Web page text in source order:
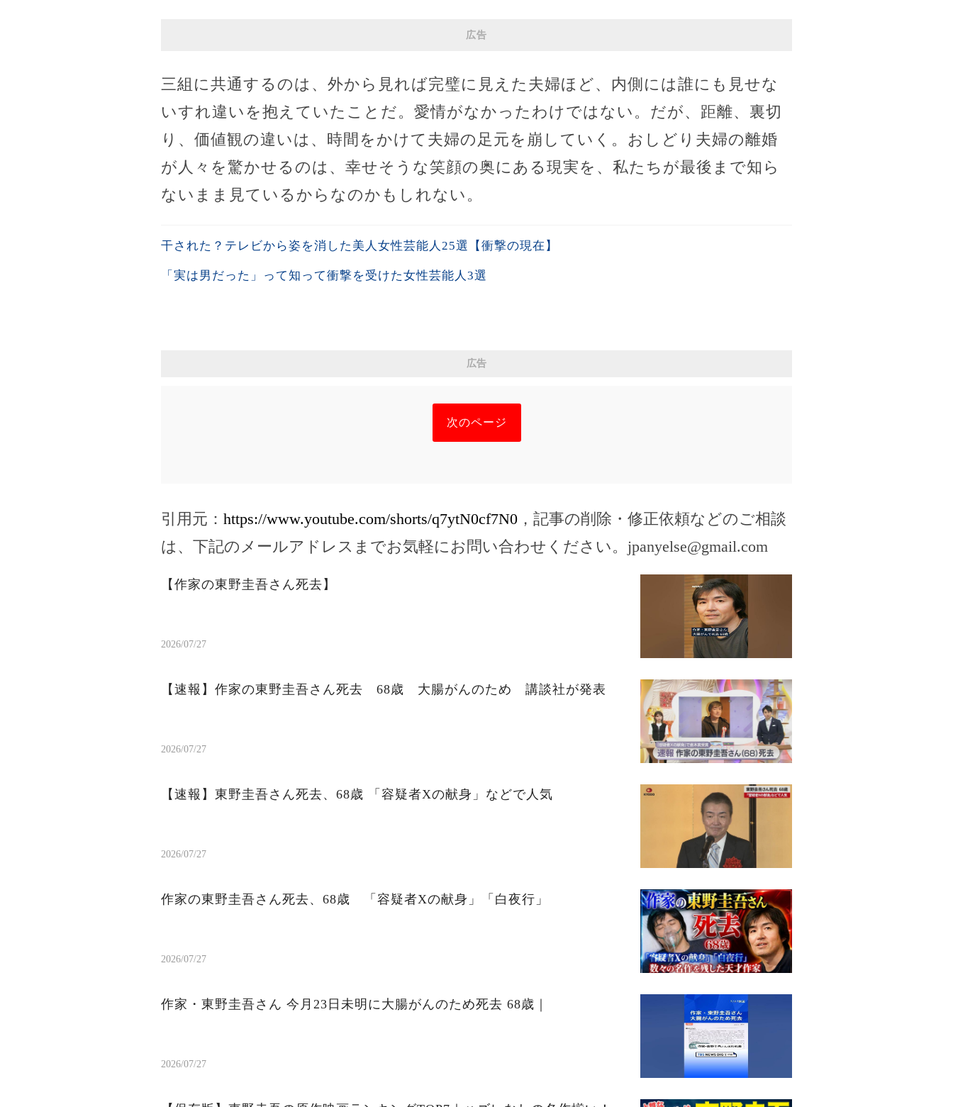
広告
三組に共通するのは、外から見れば完璧に見えた夫婦ほど、内側には誰にも見せな
いすれ違いを抱えていたことだ。愛情がなかったわけではない。だが、距離、裏切
り、価値観の違いは、時間をかけて夫婦の足元を崩していく。おしどり夫婦の離婚
が人々を驚かせるのは、幸せそうな笑顔の奥にある現実を、私たちが最後まで知ら
ないまま見ているからなのかもしれない。
干された？テレビから姿を消した美人女性芸能人25選【衝撃の現在】
「実は男だった」って知って衝撃を受けた女性芸能人3選
広告
次のページ
引用元： https://www.youtube.com/shorts/q7ytN0cf7N0 ，記事の削除・修正依頼などのご相談
は、下記のメールアドレスまでお気軽にお問い合わせください。 jpanyelse@gmail.com
【作家の東野圭吾さん死去】
2026/07/27
【速報】作家の東野圭吾さん死去 68歳 大腸がんのため 講談社が発表
2026/07/27
【速報】東野圭吾さん死去、68歳 「容疑者Xの献身」などで人気
2026/07/27
作家の東野圭吾さん死去、68歳 「容疑者Xの献身」「白夜行」
2026/07/27
作家・東野圭吾さん 今月23日未明に大腸がんのため死去 68歳｜
2026/07/27